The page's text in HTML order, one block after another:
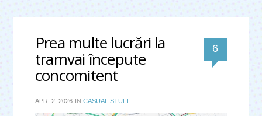
Prea multe lucrări la
tramvai începute
concomitent
6
APR. 2, 2026 IN CASUAL STUFF